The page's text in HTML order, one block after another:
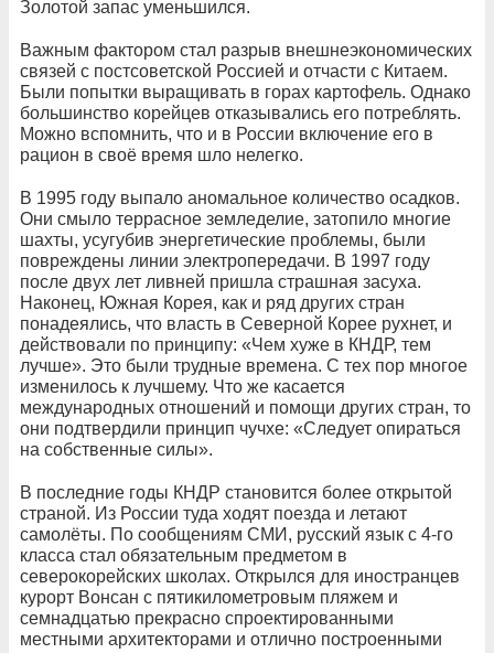
Золотой запас уменьшился.
Важным фактором стал разрыв внешнеэкономических
связей с постсоветской Россией и отчасти с Китаем.
Были попытки выращивать в горах картофель. Однако
большинство корейцев отказывались его потреблять.
Можно вспомнить, что и в России включение его в
рацион в своё время шло нелегко.
В 1995 году выпало аномальное количество осадков.
Они смыло террасное земледелие, затопило многие
шахты, усугубив энергетические проблемы, были
повреждены линии электропередачи. В 1997 году
после двух лет ливней пришла страшная засуха.
Наконец, Южная Корея, как и ряд других стран
понадеялись, что власть в Северной Корее рухнет, и
действовали по принципу: «Чем хуже в КНДР, тем
лучше». Это были трудные времена. С тех пор многое
изменилось к лучшему. Что же касается
международных отношений и помощи других стран, то
они подтвердили принцип чучхе: «Следует опираться
на собственные силы».
В последние годы КНДР становится более открытой
страной. Из России туда ходят поезда и летают
самолёты. По сообщениям СМИ, русский язык с 4-го
класса стал обязательным предметом в
северокорейских школах. Открылся для иностранцев
курорт Вонсан с пятикилометровым пляжем и
семнадцатью прекрасно спроектированными
местными архитекторами и отлично построенными